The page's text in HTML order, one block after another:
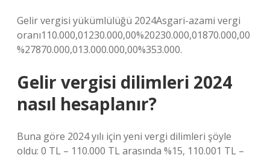
Gelir vergisi yükümlülüğü 2024Asgari-azami vergi
oranı110.000,01230.000,00%20230.000,01870.000,00
%27870.000,013.000.000,00%353.000.
Gelir vergisi dilimleri 2024
nasıl hesaplanır?
Buna göre 2024 yılı için yeni vergi dilimleri şöyle
oldu: 0 TL – 110.000 TL arasında %15, 110.001 TL –